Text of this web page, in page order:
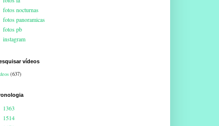
fotos nocturnas
fotos panoramicas
fotos pb
instagram
vídeos
(637)
1363
1514